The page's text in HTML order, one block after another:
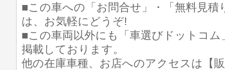
■この車への「お問合せ」・「無料見積
は、お気軽にどうぞ!
■この車両以外にも「車選びドットコ
掲載しております。
他の在庫車種、お店へのアクセスは【